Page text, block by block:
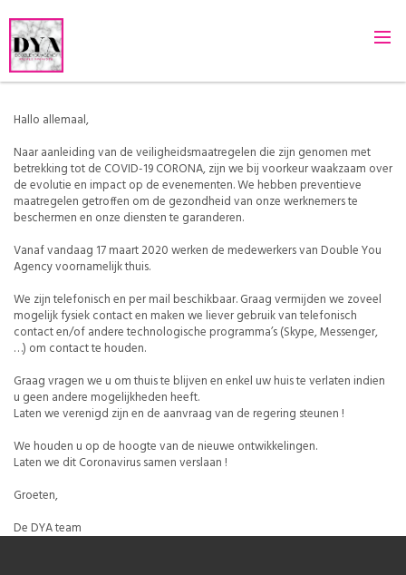
Hallo allemaal,
Naar aanleiding van de veiligheidsmaatregelen die zijn genomen met
betrekking tot de COVID-19 CORONA, zijn we bij voorkeur waakzaam over
de evolutie en impact op de evenementen. We hebben preventieve
maatregelen getroffen om de gezondheid van onze werknemers te
beschermen en onze diensten te garanderen.
Vanaf vandaag 17 maart 2020 werken de medewerkers van Double You
Agency voornamelijk thuis.
We zijn telefonisch en per mail beschikbaar. Graag vermijden we zoveel
mogelijk fysiek contact en maken we liever gebruik van telefonisch
contact en/of andere technologische programma’s (Skype, Messenger,
…) om contact te houden.
Graag vragen we u om thuis te blijven en enkel uw huis te verlaten indien
u geen andere mogelijkheden heeft.
Laten we verenigd zijn en de aanvraag van de regering steunen !
We houden u op de hoogte van de nieuwe ontwikkelingen.
Laten we dit Coronavirus samen verslaan !
Groeten,
De DYA team